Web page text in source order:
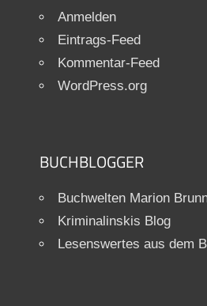
Anmelden
Eintrags-Feed
Kommentar-Feed
WordPress.org
BUCHBLOGGER
Buchwelten Marion
Kriminalinskis Blog
Lesenswertes aus dem